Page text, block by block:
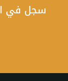
سجل في